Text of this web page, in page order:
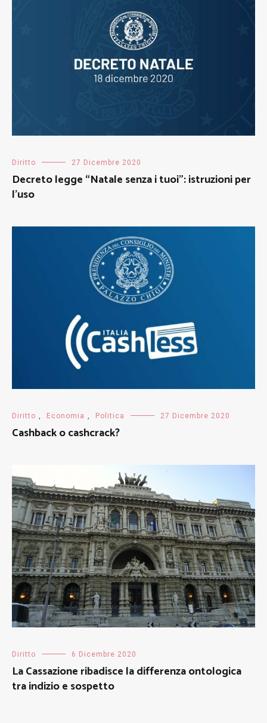
Diritto 27 Dicembre 2020
Decreto legge “Natale senza i tuoi”: istruzioni per
l’uso
Diritto Economia Politica 27 Dicembre 2020
Cashback o cashcrack?
Diritto 6 Dicembre 2020
La Cassazione ribadisce la differenza ontologica
tra indizio e sospetto